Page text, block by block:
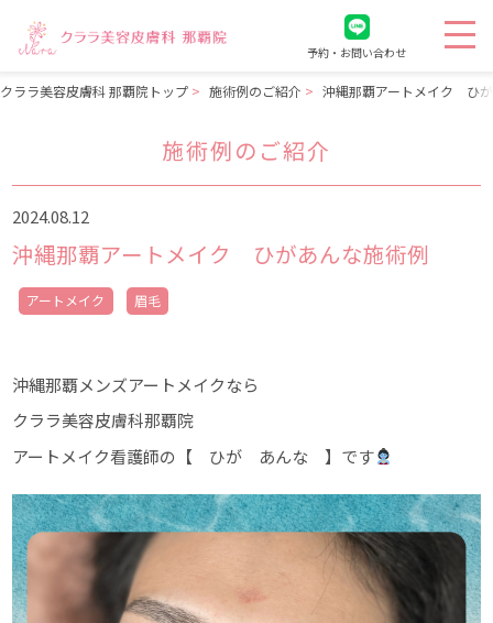
予約・お問い合わせ
クララ美容皮膚科 那覇院トップ 施術例のご紹介 沖縄那覇アートメイク ひ
施術例のご紹介
2024.08.12
沖縄那覇アートメイク ひがあんな施術例
アートメイク 眉毛
沖縄那覇メンズアートメイクなら
クララ美容皮膚科那覇院
アートメイク看護師の【 ひが あんな 】です